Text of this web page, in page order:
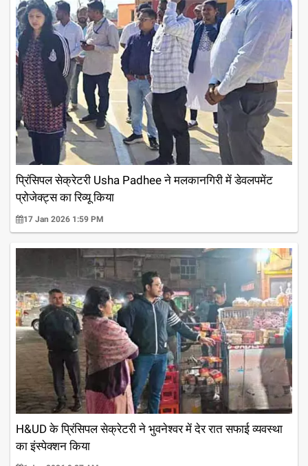
प्रिंसिपल सेक्रेटरी Usha Padhee ने मलकानगिरी में डेवलपमेंट
प्रोजेक्ट्स का रिव्यू किया
17 Jan 2026 1:59 PM
H&UD के प्रिंसिपल सेक्रेटरी ने भुवनेश्वर में देर रात सफाई व्यवस्था
का इंस्पेक्शन किया